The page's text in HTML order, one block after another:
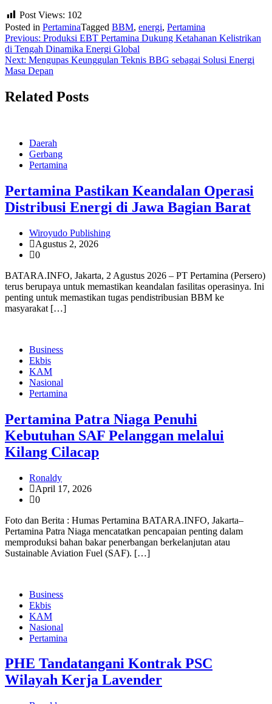
Post Views: 102
Posted in PertaminaTagged BBM, energi, Pertamina
Navigasi
pos
Previous: Produksi EBT Pertamina Dukung Ketahanan Kelistrikan
di Tengah Dinamika Energi Global
Next: Mengupas Keunggulan Teknis BBG sebagai Solusi Energi
Masa Depan
Related Posts
Daerah
Gerbang
Pertamina
Pertamina Pastikan Keandalan Operasi
Distribusi Energi di Jawa Bagian Barat
Wiroyudo Publishing
Agustus 2, 2026
0
BATARA.INFO, Jakarta, 2 Agustus 2026 – PT Pertamina (Persero)
terus berupaya untuk memastikan keandalan fasilitas operasinya. Ini
penting untuk memastikan tugas pendistribusian BBM ke
masyarakat […]
Business
Ekbis
KAM
Nasional
Pertamina
Pertamina Patra Niaga Penuhi
Kebutuhan SAF Pelanggan melalui
Kilang Cilacap
Ronaldy
April 17, 2026
0
Foto dan Berita : Humas Pertamina BATARA.INFO, Jakarta–
Pertamina Patra Niaga mencatatkan pencapaian penting dalam
memproduksi bahan bakar penerbangan berkelanjutan atau
Sustainable Aviation Fuel (SAF). […]
Business
Ekbis
KAM
Nasional
Pertamina
PHE Tandatangani Kontrak PSC
Wilayah Kerja Lavender